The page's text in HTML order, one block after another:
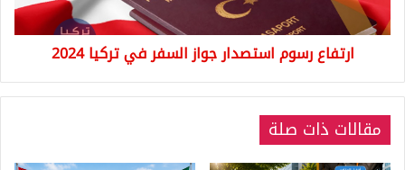
2024
ارتفاع رسوم استصدار جواز السفر في تركيا 2024
مقالات ذات صلة